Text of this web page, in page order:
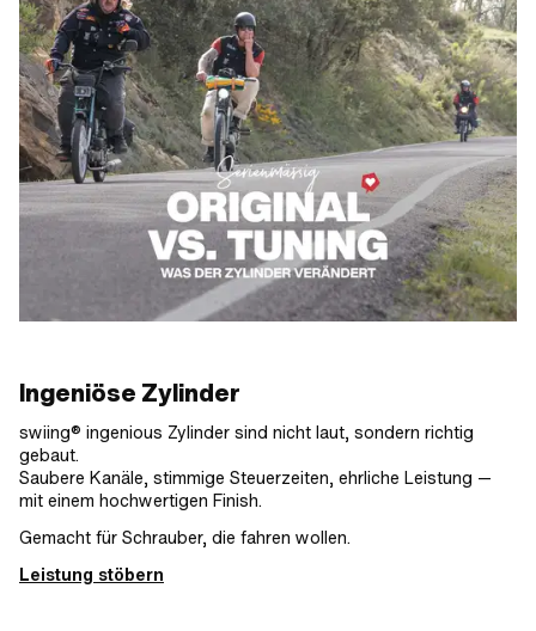
Ingeniöse Zylinder
swiing® ingenious Zylinder sind nicht laut, sondern richtig
gebaut.
Saubere Kanäle, stimmige Steuerzeiten, ehrliche Leistung —
mit einem hochwertigen Finish.
Gemacht für Schrauber, die fahren wollen.
Leistung stöbern